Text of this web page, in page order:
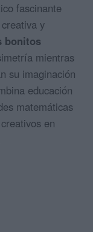
fascinante
y
bonitos
mientras
su imaginación
educación
matemáticas
en